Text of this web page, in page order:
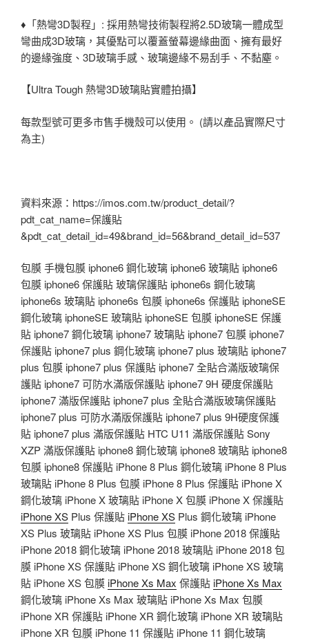
♦「熱彎3D製程」: 採用熱彎技術製程將2.5D玻璃一體成型
彎曲成3D玻璃，其優點可以覆蓋螢幕邊緣曲面、擁有最好
的邊緣強度、3D玻璃手感、玻璃邊緣不易刮手、不黏塵。
【Ultra Tough 熱彎3D玻璃貼實體拍攝】
每款型號可更多市售手機殼可以使用。 (請以產品實際尺寸
為主)
資料來源：https://imos.com.tw/product_detail/?
pdt_cat_name=保護貼
&pdt_cat_detail_id=49&brand_id=56&brand_detail_id=537
包膜 手機包膜 iphone6 鋼化玻璃 iphone6 玻璃貼 iphone6
包膜 iphone6 保護貼 玻璃保護貼 iphone6s 鋼化玻璃
iphone6s 玻璃貼 iphone6s 包膜 iphone6s 保護貼 iphoneSE
鋼化玻璃 iphoneSE 玻璃貼 iphoneSE 包膜 iphoneSE 保護
貼 iphone7 鋼化玻璃 iphone7 玻璃貼 iphone7 包膜 iphone7
保護貼 iphone7 plus 鋼化玻璃 iphone7 plus 玻璃貼 iphone7
plus 包膜 iphone7 plus 保護貼 iphone7 全貼合滿版玻璃保
護貼 iphone7 可防水滿版保護貼 iphone7 9H 硬度保護貼
iphone7 滿版保護貼 iphone7 plus 全貼合滿版玻璃保護貼
iphone7 plus 可防水滿版保護貼 iphone7 plus 9H硬度保護
貼 iphone7 plus 滿版保護貼 HTC U11 滿版保護貼 Sony
XZP 滿版保護貼 iphone8 鋼化玻璃 iphone8 玻璃貼 iphone8
包膜 iphone8 保護貼 iPhone 8 Plus 鋼化玻璃 iPhone 8 Plus
玻璃貼 iPhone 8 Plus 包膜 iPhone 8 Plus 保護貼 iPhone X
鋼化玻璃 iPhone X 玻璃貼 iPhone X 包膜 iPhone X 保護貼
iPhone XS Plus 保護貼iPhone XS Plus 鋼化玻璃 iPhone
XS Plus 玻璃貼 iPhone XS Plus 包膜 iPhone 2018 保護貼
iPhone 2018 鋼化玻璃 iPhone 2018 玻璃貼 iPhone 2018 包
膜 iPhone XS 保護貼 iPhone XS 鋼化玻璃 iPhone XS 玻璃
貼 iPhone XS 包膜iPhone Xs Max 保護貼iPhone Xs Max
鋼化玻璃 iPhone Xs Max 玻璃貼 iPhone Xs Max 包膜
iPhone XR 保護貼 iPhone XR 鋼化玻璃 iPhone XR 玻璃貼
iPhone XR 包膜 iPhone 11 保護貼 iPhone 11 鋼化玻璃